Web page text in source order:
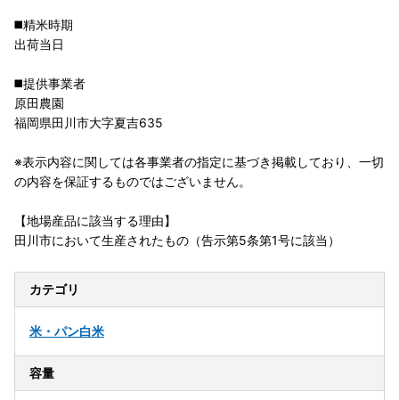
◼️精米時期
出荷当日
◼️提供事業者
原田農園
福岡県田川市大字夏吉635
※表示内容に関しては各事業者の指定に基づき掲載しており、一切
の内容を保証するものではございません。
【地場産品に該当する理由】
田川市において生産されたもの（告示第5条第1号に該当）
カテゴリ
米・パン白米
容量